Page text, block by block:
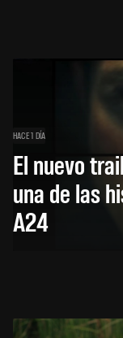
HACE 1 DÍA
El nuevo
una de las
A24